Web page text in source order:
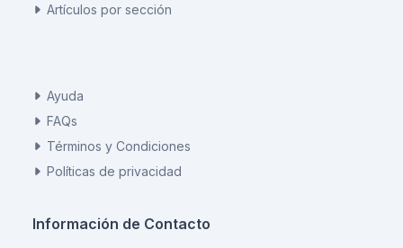
Artículos por sección
Ayuda
FAQs
Términos y Condiciones
Políticas de privacidad
Información de Contacto